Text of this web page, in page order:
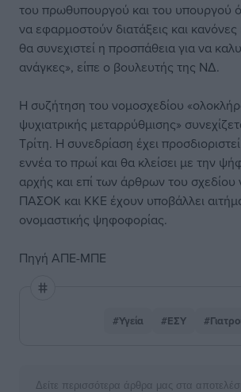
του πρωθυπουργού και του υπουργού
να εφαρμοστούν διατάξεις και κανόνες
θα συνεχιστεί η προσπάθεια για να
ανάγκες», είπε ο βουλευτής της ΝΔ.
Η συζήτηση του νομοσχεδίου
ψυχιατρικής μεταρρύθμισης»
Τρίτη. Η συνεδρίαση έχει
εννέα το πρωί και θα κλείσει με την
αρχής και επί των άρθρων του
ΠΑΣΟΚ και ΚΚΕ έχουν υποβάλλει
ονομαστικής ψηφοφορίας.
Πηγή ΑΠΕ-ΜΠΕ
#Υγεία #ΕΣΥ
Δείτε περισσότερα άρθρα μας στα